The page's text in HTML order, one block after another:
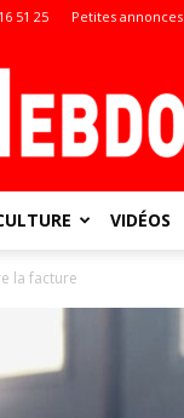
51 25 Petites annonces
VIDÉOS
la facture